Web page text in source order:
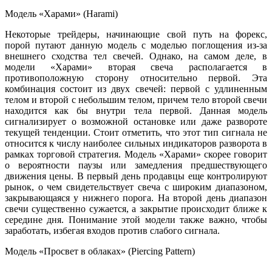
Модель «Харами» (Harami)
Некоторые трейдеры, начинающие свой путь на форекс,
порой путают данную модель с моделью поглощения из-за
внешнего сходства тел свечей. Однако, на самом деле, в
модели «Харами» вторая свеча располагается в
противоположную сторону относительно первой. Эта
комбинация состоит из двух свечей: первой с удлиненным
телом и второй с небольшим телом, причем тело второй свечи
находится как бы внутри тела первой. Данная модель
сигнализирует о возможной остановке или даже развороте
текущей тенденции. Стоит отметить, что этот тип сигнала не
относится к числу наиболее сильных индикаторов разворота в
рамках торговой стратегия. Модель «Харами» скорее говорит
о вероятности паузы или замедления предшествующего
движения цены. В первый день продавцы еще контролируют
рынок, о чем свидетельствует свеча с широким диапазоном,
закрывающаяся у нижнего порога. На второй день диапазон
свечи существенно сужается, а закрытие происходит ближе к
середине дня. Понимание этой модели также важно, чтобы
заработать, избегая входов против слабого сигнала.
Модель «Просвет в облаках» (Piercing Pattern)